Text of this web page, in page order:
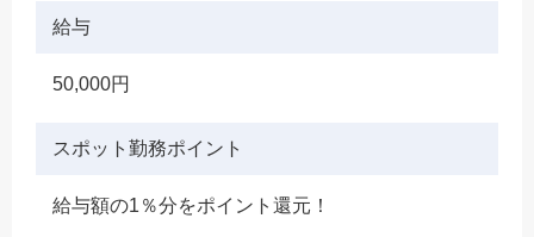
給与
50,000円
スポット勤務ポイント
給与額の1％分をポイント還元！